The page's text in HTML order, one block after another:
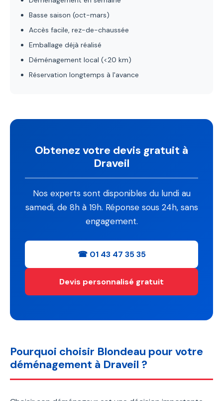
Basse saison (oct-mars)
Accès facile, rez-de-chaussée
Emballage déjà réalisé
Déménagement local (<20 km)
Réservation longtemps à l'avance
Obtenez votre devis gratuit à
Draveil
Nos experts sont disponibles du lundi au
samedi, de 8h à 19h. Réponse sous 24h, sans
engagement.
☎ 01 43 47 35 35
Devis personnalisé gratuit
Pourquoi choisir Blondeau pour votre
déménagement à Draveil ?